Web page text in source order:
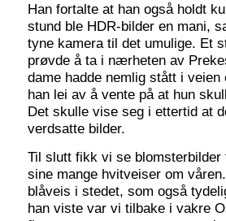
Han fortalte at han også holdt
stund ble HDR-bilder en mani,
tyne kamera til det umulige. Et
prøvde å ta i nærheten av
dame hadde nemlig stått i
han lei av å vente på at hun
Det skulle vise seg i ettertid at
verdsatte bilder.
Til slutt fikk vi se
sine mange hvitveiser om
blåveis i stedet, som også
han viste var vi tilbake i vakre